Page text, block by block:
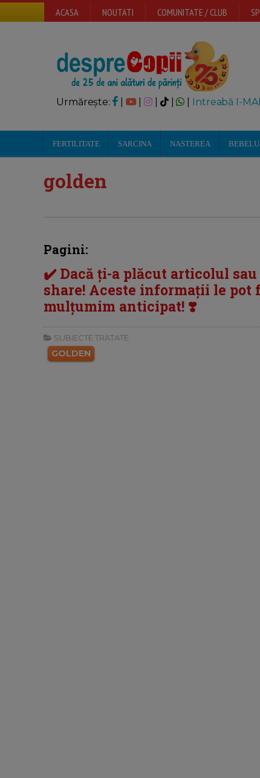
ACASA NOUTATI COMUNITATE / CLUB
Urmărește: | | Intreabă I-
FERTILITATE SARCINA NASTEREA
golden
Pagini:
✔️ Dacă ți-a plăcut articolul
share! Aceste informații le
mulțumim anticipat! ❣️
SUBIECTE TRATATE:
GOLDEN